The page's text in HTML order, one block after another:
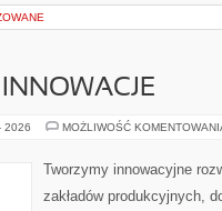
INNOWACJE
2026 MOŻLIWOŚĆ
Tworzymy innowacyjne
zakładów produkcyjnych,